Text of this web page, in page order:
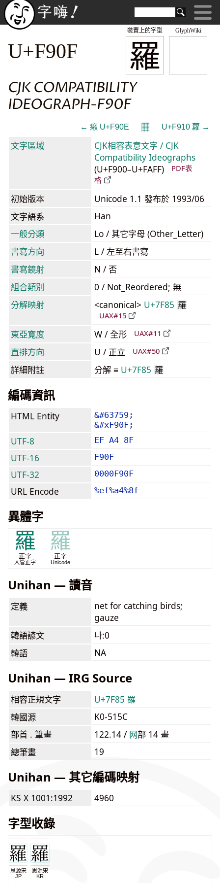
GlyphWiki
羅
裝置上的字型
U+F90F
CJK COMPATIBILITY
IDEOGRAPH-F90F
← 癩 U+F90E 𝄜 U+F910 蘿 →
文字區域
CJK相容表意文字 / CJK
Compatibility Ideographs
(U+F900–U+FAFF)
PDF表
格
初始版本
Unicode 1.1 發布於 1993/06
文字語系
Han
一般分類
Lo / 其它字母 (Other_Letter)
書寫方向
L / 左至右書寫
書寫鏡射
N / 否
組合類別
0 / Not_Reordered; 無
分解映射
<canonical> U+7F85 羅
UAX#15
東亞寬度 W / 全形 UAX#11
直排方向 U / 正立 UAX#50
詳細附註 分解 ≡ U+7F85 羅
編碼資訊
HTML Entity
&#63759;
&#xF90F;
UTF-8 EF A4 8F
UTF-16 F90F
UTF-32 0000F90F
URL Encode %ef%a4%8f
異體字
羅
正字
入管正字
羅
正字
Unicode
Unihan — 讀音
定義
net for catching birds;
gauze
韓語諺文
나:0
韓語
NA
Unihan — IRG Source
相容正規文字
U+7F85 羅
韓國源
K0-515C
部首 . 筆畫
122.14 / ⽹部 14 畫
總筆畫
19
Unihan — 其它編碼映射
KS X 1001:1992 4960
字型收錄
思源宋
JP
思源宋
KR